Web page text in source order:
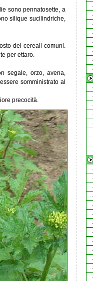
sono pennatosette, a
silique sucilindriche,
dei cereali comuni.
per ettaro.
segale, orzo, avena,
somministrato al
precocità.